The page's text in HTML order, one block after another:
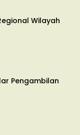
Wilayah
Pengambilan